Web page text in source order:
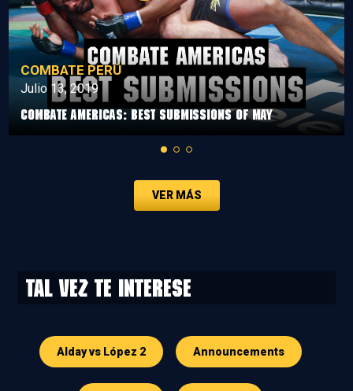
COMBATE PERÚ
Julio 13, 2019
Combate Americas: Best Submissions Of May
VER MÁS
Tal vez te interese
Alday vs López 2 Announcements